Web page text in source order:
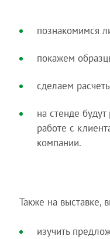
познакомимся
покажем
сделаем
на стенде
работе с
компании.
Также на выставке,
изучить